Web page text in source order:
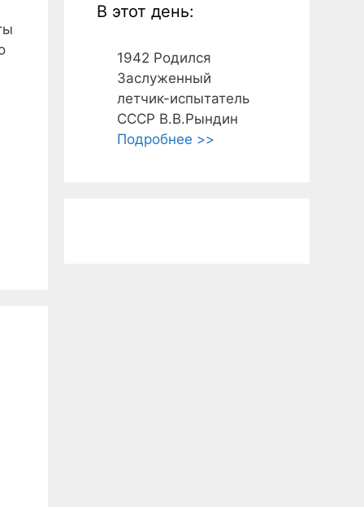
В этот день:
1942 Родился
Заслуженный
летчик-испытатель
СССР В.В.Рындин
Подробнее >>